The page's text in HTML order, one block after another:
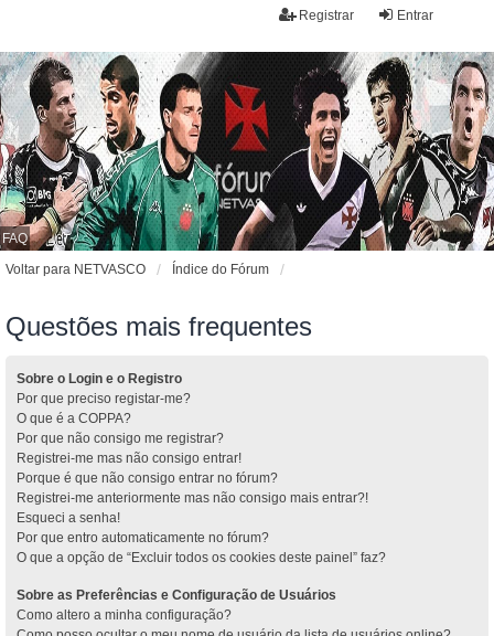
Entrar
Registrar
FAQ
Voltar para NETVASCO
Índice do Fórum
Questões mais frequentes
Sobre o Login e o Registro
Por que preciso registar-me?
O que é a COPPA?
Por que não consigo me registrar?
Registrei-me mas não consigo entrar!
Porque é que não consigo entrar no fórum?
Registrei-me anteriormente mas não consigo mais entrar?!
Esqueci a senha!
Por que entro automaticamente no fórum?
O que a opção de “Excluir todos os cookies deste painel” faz?
Sobre as Preferências e Configuração de Usuários
Como altero a minha configuração?